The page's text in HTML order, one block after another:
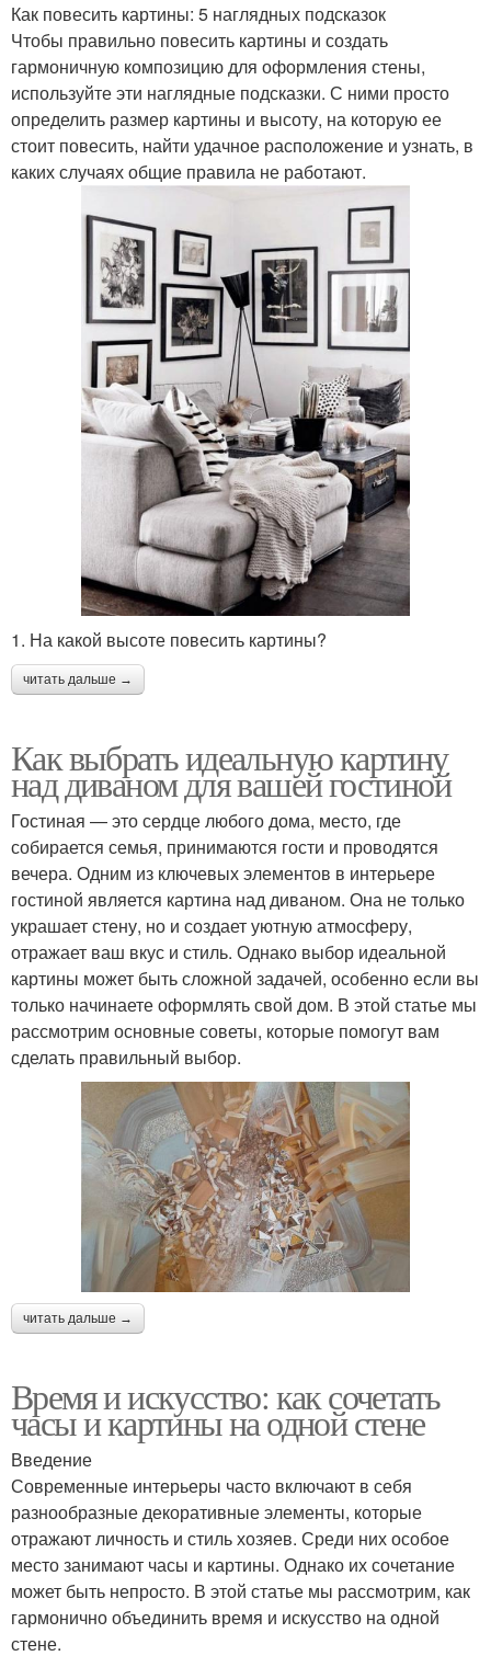
Как повесить картины: 5 наглядных подсказок
Чтобы правильно повесить картины и создать
гармоничную композицию для оформления стены,
используйте эти наглядные подсказки. С ними просто
определить размер картины и высоту, на которую ее
стоит повесить, найти удачное расположение и узнать, в
каких случаях общие правила не работают.
1. На какой высоте повесить картины?
читать дальше →
Как выбрать идеальную картину
над диваном для вашей гостиной
Гостиная — это сердце любого дома, место, где
собирается семья, принимаются гости и проводятся
вечера. Одним из ключевых элементов в интерьере
гостиной является картина над диваном. Она не только
украшает стену, но и создает уютную атмосферу,
отражает ваш вкус и стиль. Однако выбор идеальной
картины может быть сложной задачей, особенно если вы
только начинаете оформлять свой дом. В этой статье мы
рассмотрим основные советы, которые помогут вам
сделать правильный выбор.
читать дальше →
Время и искусство: как сочетать
часы и картины на одной стене
Введение
Современные интерьеры часто включают в себя
разнообразные декоративные элементы, которые
отражают личность и стиль хозяев. Среди них особое
место занимают часы и картины. Однако их сочетание
может быть непросто. В этой статье мы рассмотрим, как
гармонично объединить время и искусство на одной
стене.